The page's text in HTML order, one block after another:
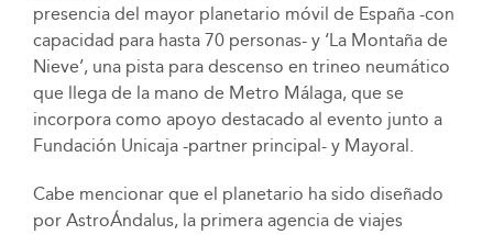
presencia del mayor planetario móvil de España -con
capacidad para hasta 70 personas- y ‘La Montaña de
Nieve’, una pista para descenso en trineo neumático
que llega de la mano de Metro Málaga, que se
incorpora como apoyo destacado al evento junto a
Fundación Unicaja -partner principal- y Mayoral.
Cabe mencionar que el planetario ha sido diseñado
por AstroÁndalus, la primera agencia de viajes